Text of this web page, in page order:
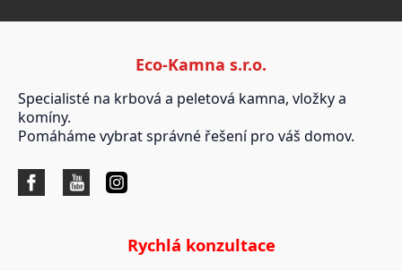
Eco-Kamna s.r.o.
Specialisté na krbová a peletová kamna, vložky a
komíny.
Pomáháme vybrat správné řešení pro váš domov.
Rychlá konzultace